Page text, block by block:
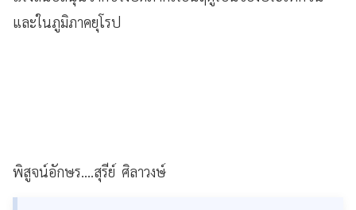
และในภูมิภาคยุโรป
พิสูจน์อักษร....สุรีย์ ศิลาวงษ์